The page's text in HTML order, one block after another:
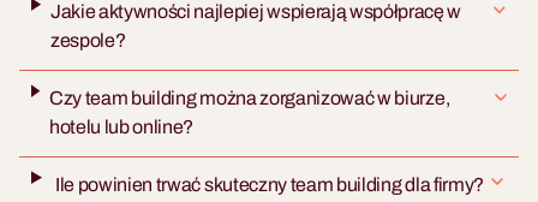
Jakie aktywności najlepiej wspierają współpracę w
zespole?
Czy team building można zorganizować w biurze,
hotelu lub online?
Ile powinien trwać skuteczny team building dla firmy?